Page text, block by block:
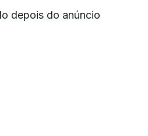
depois do anúncio